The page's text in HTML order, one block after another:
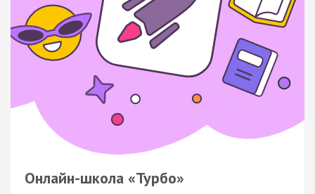
Онлайн-школа «Турбо»